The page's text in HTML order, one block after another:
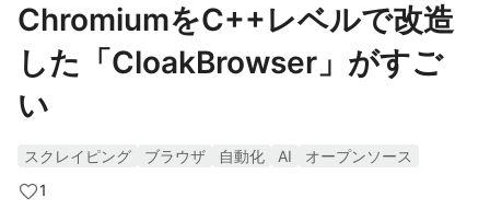
ChromiumをC++レベルで改造
した「CloakBrowser」がすご
い
スクレイピング ブラウザ 自動化 AI
オープンソース
1